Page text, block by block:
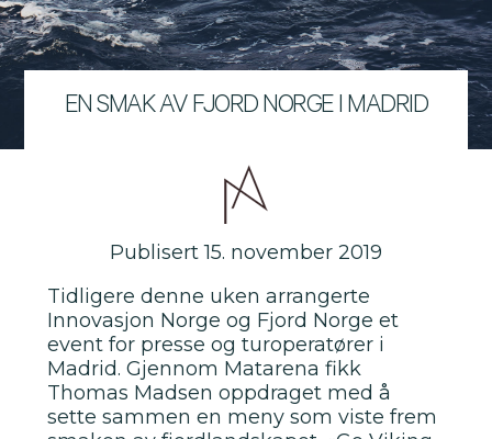
EN SMAK AV FJORD NORGE I MADRID
Publisert 15. november 2019
Tidligere denne uken arrangerte
Innovasjon Norge og Fjord Norge et
event for presse og turoperatører i
Madrid. Gjennom Matarena fikk
Thomas Madsen oppdraget med å
sette sammen en meny som viste frem